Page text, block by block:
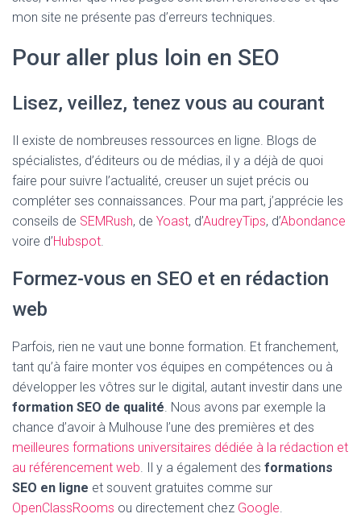
mon site ne présente pas d’erreurs techniques.
Pour aller plus loin en SEO
Lisez, veillez, tenez vous au courant
Il existe de nombreuses ressources en ligne. Blogs de
spécialistes, d’éditeurs ou de médias, il y a déjà de quoi
faire pour suivre l’actualité, creuser un sujet précis ou
compléter ses connaissances. Pour ma part, j’apprécie les
conseils de SEMRush, de Yoast, d’AudreyTips, d’Abondance
voire d’Hubspot.
Formez-vous en SEO et en rédaction
web
Parfois, rien ne vaut une bonne formation. Et franchement,
tant qu’à faire monter vos équipes en compétences ou à
développer les vôtres sur le digital, autant investir dans une
formation SEO de qualité. Nous avons par exemple la
chance d’avoir à Mulhouse l’une des premières et des
meilleures formations universitaires dédiée à la rédaction et
au référencement web. Il y a également des formations
SEO en ligne et souvent gratuites comme sur
OpenClassRooms ou directement chez Google.